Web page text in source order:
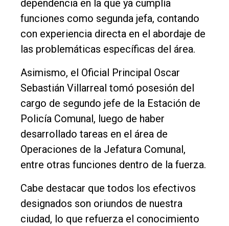
dependencia en la que ya cumplía
funciones como segunda jefa, contando
con experiencia directa en el abordaje de
las problemáticas específicas del área.
Asimismo, el Oficial Principal Oscar
Sebastián Villarreal tomó posesión del
cargo de segundo jefe de la Estación de
Policía Comunal, luego de haber
desarrollado tareas en el área de
Operaciones de la Jefatura Comunal,
entre otras funciones dentro de la fuerza.
Cabe destacar que todos los efectivos
designados son oriundos de nuestra
ciudad, lo que refuerza el conocimiento